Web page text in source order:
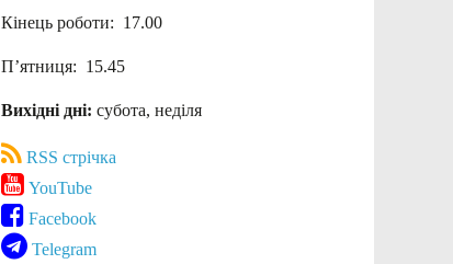
Кінець роботи: 17.00
П’ятниця: 15.45
Вихідні дні: субота, неділя
RSS стрічка
YouTube
Facebook
Telegram